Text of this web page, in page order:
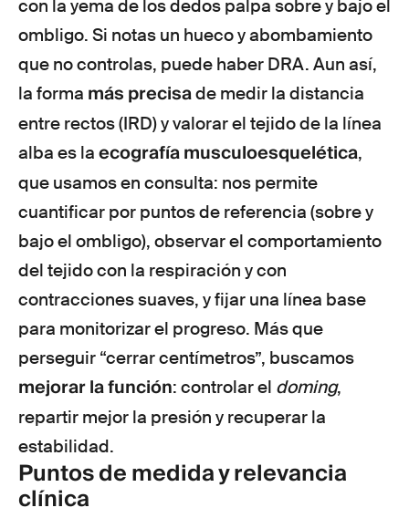
con la yema de los dedos palpa sobre y bajo el
ombligo. Si notas un hueco y abombamiento
que no controlas, puede haber DRA. Aun así,
la forma más precisade medir la distancia
entre rectos (IRD) y valorar el tejido de la línea
alba es la ecografía musculoesquelética,
que usamos en consulta: nos permite
cuantificar por puntos de referencia (sobre y
bajo el ombligo), observar el comportamiento
del tejido con la respiración y con
contracciones suaves, y fijar una línea base
para monitorizar el progreso. Más que
perseguir “cerrar centímetros”, buscamos
mejorar la función: controlar el doming,
repartir mejor la presión y recuperar la
estabilidad.
Puntos de medida y relevancia
clínica